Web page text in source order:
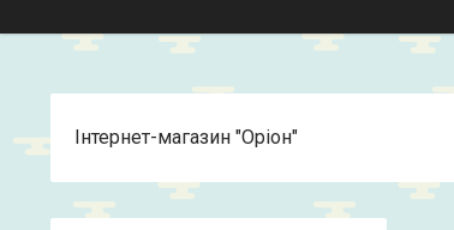
Інтернет-магазин "Оріон"